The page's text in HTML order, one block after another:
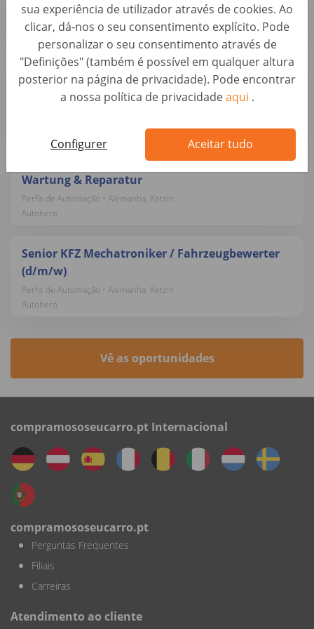
sua experiência de utilizador através de cookies. Ao
clicar, dá-nos o seu consentimento explícito. Pode
personalizar o seu consentimento através de
"Definições" (também é possível em qualquer altura
posterior na página de privacidade). Pode encontrar
a nossa política de privacidadeaqui .
Configurer Aceitar tudo
Perfis de Automação • Alemanha, Ketzin
Autohero
Mobiler KFZ-Trainer / Lackierer / Meister für
Lackiererei (d/m/w)
Perfis de Automação • Alemanha, Berlin
KFZ-Mechatroniker / Meister (m/w/d) – Pkw-
Wartung & Reparatur
Perfis de Automação • Alemanha, Ketzin
Autohero
Senior KFZ Mechatroniker / Fahrzeugbewerter
(d/m/w)
Perfis de Automação • Alemanha, Ketzin
Autohero
Vê as oportunidades
compramososeucarro.pt Internacional
compramososeucarro.pt
Perguntas Frequentes
Filiais
Carreiras
Atendimento ao cliente